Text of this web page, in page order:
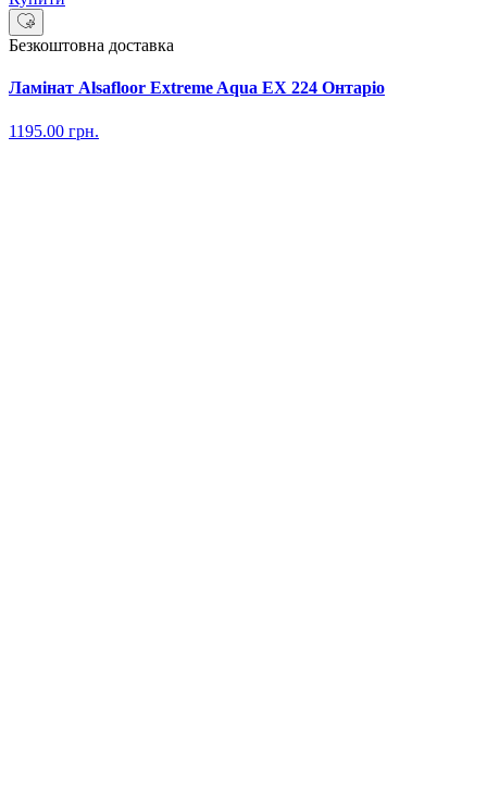
Безкоштовна доставка
Ламінат Alsafloor Extreme Aqua EX 224 Онтаріо
1195.00 грн.